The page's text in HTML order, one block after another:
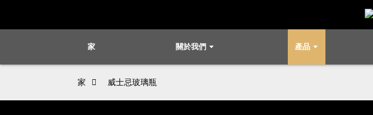
家 關於我們 產品
家 威士忌玻璃瓶